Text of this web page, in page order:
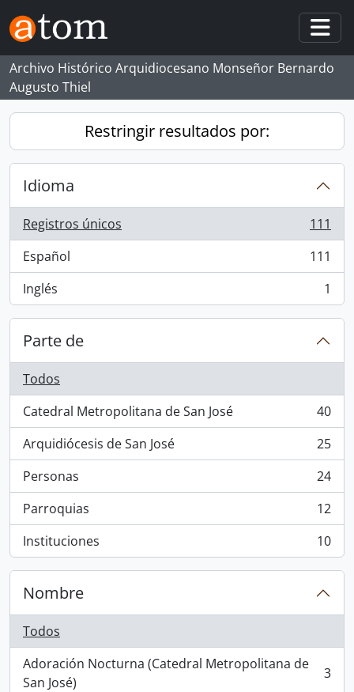
Skip to main content
Archivo Histórico Arquidiocesano Monseñor Bernardo
Augusto Thiel
Restringir resultados por:
Idioma
Registros únicos
, 111 resultados
111
Español
, 111 resultados
111
Inglés
, 1 resultados 1
Parte de
Todos
Catedral Metropolitana de San José
, 40 resultados
40
Arquidiócesis de San José
, 25 resultados
25
Personas
, 24 resultados
24
Parroquias
, 12 resultados
12
Instituciones
, 10 resultados 10
Nombre
Todos
Adoración Nocturna (Catedral Metropolitana de
San José)
, 3 resultados 3